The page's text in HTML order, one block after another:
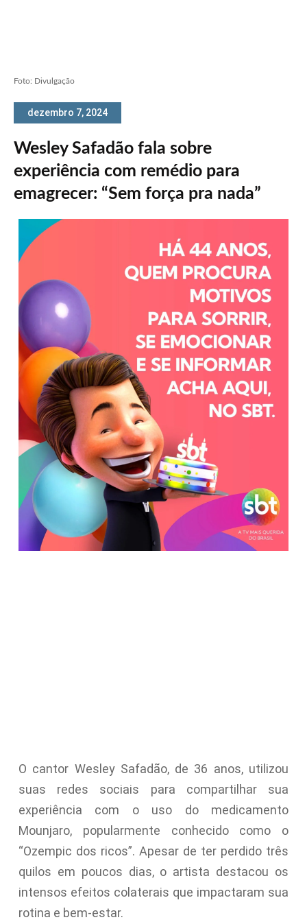
Foto: Divulgação
dezembro 7, 2024
Wesley Safadão fala sobre
experiência com remédio para
emagrecer: “Sem força pra nada”
O cantor Wesley Safadão, de 36 anos, utilizou
suas redes sociais para compartilhar sua
experiência com o uso do medicamento
Mounjaro, popularmente conhecido como o
“Ozempic dos ricos”. Apesar de ter perdido três
quilos em poucos dias, o artista destacou os
intensos efeitos colaterais que impactaram sua
rotina e bem-estar.